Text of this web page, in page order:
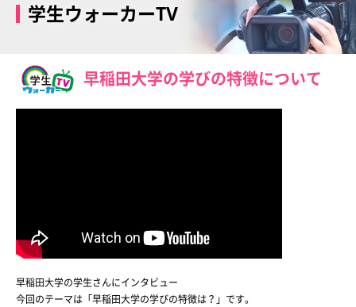
学生ウォーカーTV
早稲田大学の学びの特徴について
早稲田大学の学生さんにインタビュー
今回のテーマは「早稲田大学の学びの特徴は？」です。